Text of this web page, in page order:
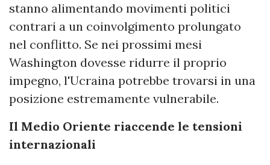
stanno alimentando movimenti politici
contrari a un coinvolgimento prolungato
nel conflitto. Se nei prossimi mesi
Washington dovesse ridurre il proprio
impegno, l'Ucraina potrebbe trovarsi in una
posizione estremamente vulnerabile.
Il Medio Oriente riaccende le tensioni
internazionali